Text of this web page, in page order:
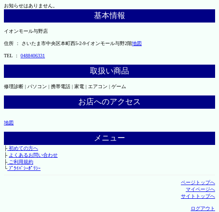
お知らせはありません。
基本情報
イオンモール与野店
住所 ： さいたま市中央区本町西5-2-9イオンモール与野2階地図
TEL ： 0488406331
取扱い商品
修理診断 | パソコン | 携帯電話 | 家電 | エアコン | ゲーム
お店へのアクセス
地図
メニュー
├初めての方へ
├ よくあるお問い合わせ
├ご利用規約
└ﾌﾟﾗｲﾊﾞｼｰﾎﾟﾘｼｰ
ページトップへ
マイページへ
サイトトップへ
ログアウト